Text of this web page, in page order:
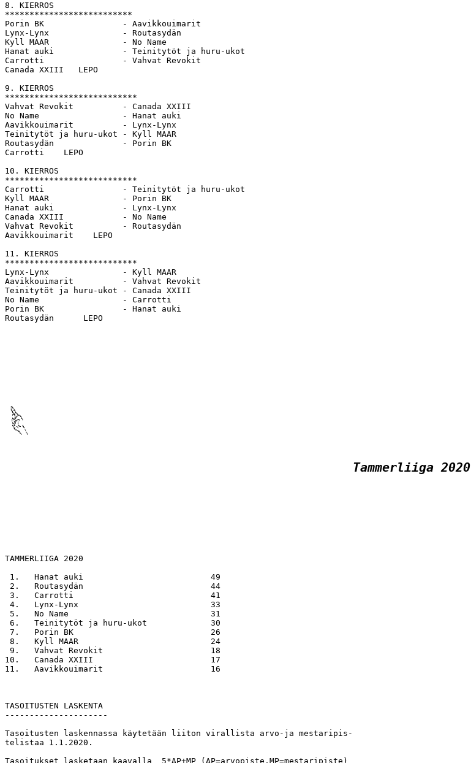
8. KIERROS
**************************
Porin BK                - Aavikkouimarit
Lynx-Lynx               - Routasydän
Kyll MAAR               - No Name
Hanat auki              - Teinitytöt ja huru-ukot
Carrotti                - Vahvat Revokit
Canada XXIII   LEPO
9. KIERROS
***************************
Vahvat Revokit          - Canada XXIII
No Name                 - Hanat auki
Aavikkouimarit          - Lynx-Lynx
Teinitytöt ja huru-ukot - Kyll MAAR
Routasydän              - Porin BK
Carrotti    LEPO
10. KIERROS
***************************
Carrotti                - Teinitytöt ja huru-ukot
Kyll MAAR               - Porin BK
Hanat auki              - Lynx-Lynx
Canada XXIII            - No Name
Vahvat Revokit          - Routasydän
Aavikkouimarit    LEPO
11. KIERROS
***************************
Lynx-Lynx               - Kyll MAAR
Aavikkouimarit          - Vahvat Revokit
Teinitytöt ja huru-ukot - Canada XXIII
No Name                 - Carrotti
Porin BK                - Hanat auki
Routasydän      LEPO
Tammerliiga 2020
TAMMERLIIGA 2020
1.   Hanat auki                          49
2.   Routasydän                          44
3.   Carrotti                            41
4.   Lynx-Lynx                           33
5.   No Name                             31
6.   Teinitytöt ja huru-ukot             30
7.   Porin BK                            26
8.   Kyll MAAR                           24
9.   Vahvat Revokit                      18
10.   Canada XXIII                        17
11.   Aavikkouimarit                      16
TASOITUSTEN LASKENTA
---------------------
Tasoitusten laskennassa käytetään liiton virallista arvo-ja mestaripis-
telistaa 1.1.2020.
Tasoitukset lasketaan kaavalla  5*AP+MP (AP=arvopiste,MP=mestaripiste)